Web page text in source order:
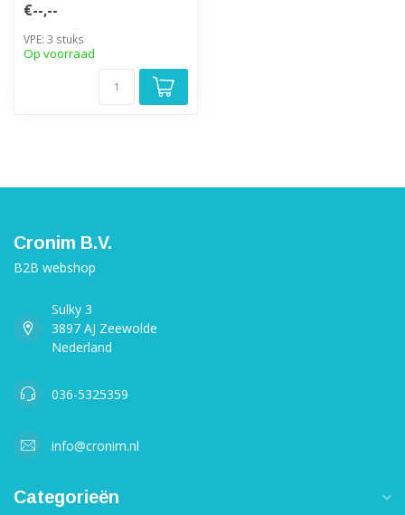
€--,--
VPE: 3 stuks
Op voorraad
Cronim B.V.
B2B webshop
Sulky 3
3897 AJ Zeewolde
Nederland
036-5325359
info@cronim.nl
Categorieën